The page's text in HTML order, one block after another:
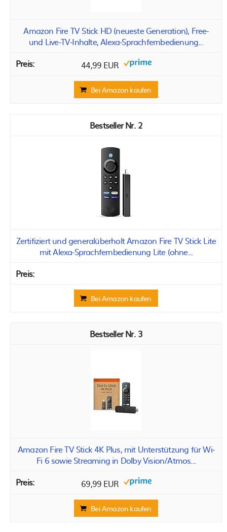
Amazon Fire TV Stick HD (neueste Generation), Free-
und Live-TV-Inhalte, Alexa-Sprachfernbedienung...
44,99 EUR
Bei Amazon kaufen
2
Zertifiziert und generalüberholt Amazon Fire TV Stick Lite
mit Alexa-Sprachfernbedienung Lite (ohne...
Bei Amazon kaufen
3
Amazon Fire TV Stick 4K Plus, mit Unterstützung für Wi-
Fi 6 sowie Streaming in Dolby Vision/Atmos...
69,99 EUR
Bei Amazon kaufen